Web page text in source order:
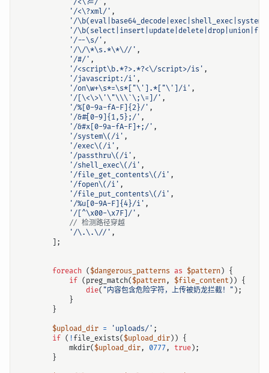
'/<\?=/' ,
'/<\?xml/' ,
'/
'/
'/--\s/' ,
'/\/\*\s.*\*\//' ,
'/#/' ,
'/<script\b.*?>.*?<\/script>/is' ,
'/javascript:/i' ,
'/on\w+\s*=\s*["\'].*["\']/i' ,
'/[\<\>\'\"\\\`\;\=]/' ,
'/%[0-9a-fA-F]{2}/' ,
'/&#[0-9]{1,5};/' ,
'/&#x[0-9a-fA-F]+;/' ,
'/system\(/i' ,
'/exec\(/i' ,
'/passthru\(/i' ,
'/shell_exec\(/i' ,
'/file_get_contents\(/i' ,
'/fopen\(/i' ,
'/file_put_contents\(/i' ,
'/%u[0-9A-F]{4}/i' ,
'/[^\x00-\x7F]/' ,
'/\.\.\//' ,
];
foreach ( $dangerous_patterns as $pattern) {
if ( preg_match( $pattern, $file_content)) {
die( "内容包含危险字符，上传被奶龙拦截！" );
}
}
$upload_dir = 'uploads/' ;
if ( ! file_exists( $upload_dir)) {
mkdir( $upload_dir, 0777, true);
}